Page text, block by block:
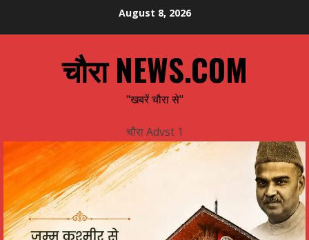
August 8, 2026
चौरा NEWS.COM
"खबरें चौरा से"
चौरा Advst 1